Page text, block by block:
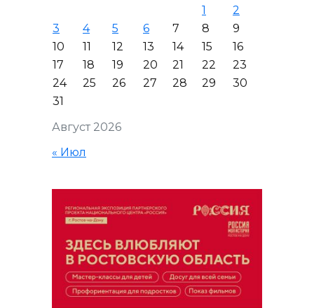
Август 2026
1
2
3
4 5 6 7 8
9
10
11 12 13 14 15
16
17
18 19 20 21 22
23
24
25 26 27 28 29
30
31
« Июл